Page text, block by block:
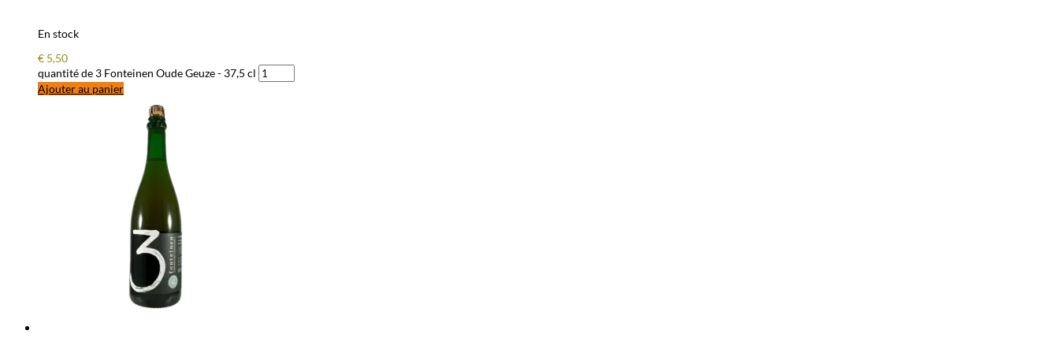
En stock
€ 5,50
quantité de 3 Fonteinen Oude Geuze - 37,5 cl
Ajouter au panier